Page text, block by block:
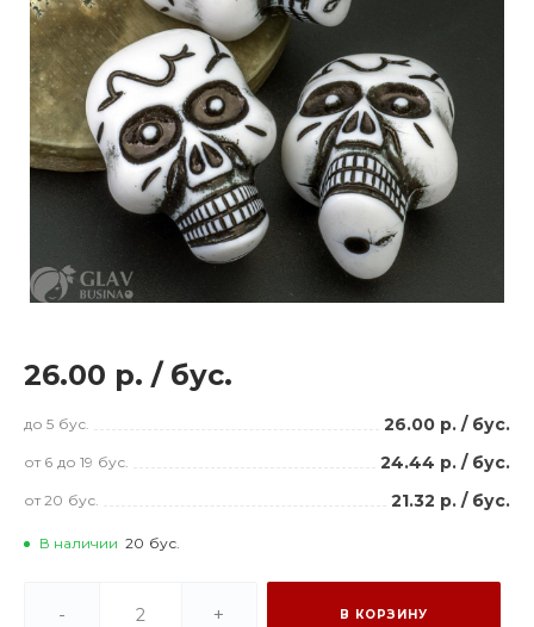
26.00 р. / бус.
до 5 бус. 26.00 р. / бус.
от 6 до 19 бус. 24.44 р. / бус.
от 20 бус. 21.32 р. / бус.
В наличии 20 бус.
- + В КОРЗИНУ